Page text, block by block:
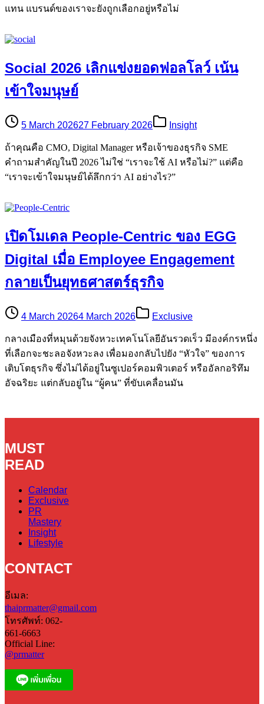
แทน แบรนด์ของเราจะยังถูกเลือกอยู่หรือไม่
Social 2026 เลิกแข่งยอดฟอลโลว์ เน้น
เข้าใจมนุษย์
5 March 202627 February 2026 Insight
ถ้าคุณคือ CMO, Digital Manager หรือเจ้าของธุรกิจ SME
คำถามสำคัญในปี 2026 ไม่ใช่ “เราจะใช้ AI หรือไม่?” แต่คือ
“เราจะเข้าใจมนุษย์ได้ลึกกว่า AI อย่างไร?”
เปิดโมเดล People-Centric ของ EGG
Digital เมื่อ Employee Engagement
กลายเป็นยุทธศาสตร์ธุรกิจ
4 March 20264 March 2026 Exclusive
กลางเมืองที่หมุนด้วยจังหวะเทคโนโลยีอันรวดเร็ว มีองค์กรหนึ่ง
ที่เลือกจะชะลอจังหวะลง เพื่อมองกลับไปยัง “หัวใจ” ของการ
เติบโตธุรกิจ ซึ่งไม่ได้อยู่ในซูเปอร์คอมพิวเตอร์ หรืออัลกอริทึม
อัจฉริยะ แต่กลับอยู่ใน “ผู้คน” ที่ขับเคลื่อนมัน
MUST
READ
Calendar
Exclusive
PR
Mastery
Insight
Lifestyle
CONTACT
อีเมล:
thaiprmatter@gmail.com
โทรศัพท์: 062-
661-6663
Official Line:
@prmatter